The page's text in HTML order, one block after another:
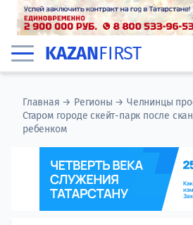
KAZANFIRST
Главная → Регионы →Челнинцы
Старом городе скейт-парк после
ребенком